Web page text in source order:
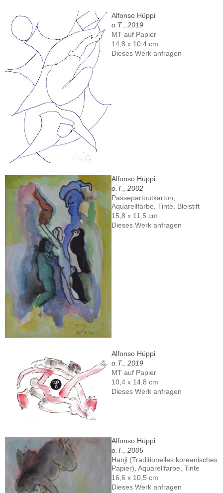
Alfonso Hüppi
o.T., 2019
MT auf Papier
14,8 x 10,4 cm
Dieses Werk anfragen
Alfonso Hüppi
o.T., 2002
Passepartoutkarton,
Aquarellfarbe, Tinte, Bleistift
15,8 x 11,5 cm
Dieses Werk anfragen
Alfonso Hüppi
o.T., 2019
MT auf Papier
10,4 x 14,8 cm
Dieses Werk anfragen
Alfonso Hüppi
o.T., 2005
Hanji (Traditionelles koreanisches
Papier), Aquarellfarbe, Tinte
16,6 x 10,5 cm
Dieses Werk anfragen